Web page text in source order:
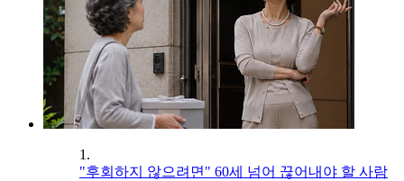
1.
"후회하지 않으려면" 60세 넘어 끊어내야 할 사람